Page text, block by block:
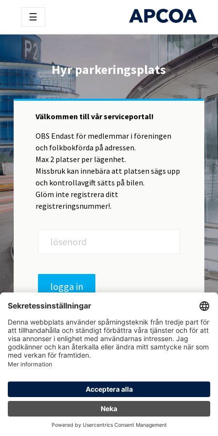
☰
Hyr parkeringsplats
Välkommen till vår serviceportal!
OBS Endast för medlemmar i föreningen
och folkbokförda på adressen.
Max 2 platser per lägenhet.
Missbruk kan innebära att platsen sägs upp
och kontrollavgift sätts på bilen.
Glöm inte registrera ditt
registreringsnummer!.
logga in